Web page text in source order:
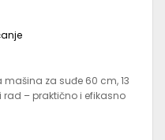
za suđe 60 cm, 13
rad – praktično i efikasno